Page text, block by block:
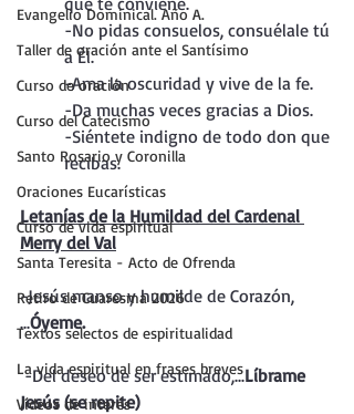
Evangelio Dominical. Año A.
Taller de oración ante el Santísimo
Curso de oración
Curso del Catecismo
Santo Rosario y Coronilla
Oraciones Eucarísticas
Curso de vida espiritual
Santa Teresita - Acto de Ofrenda
Retiro de Cuaresma 2026
Textos selectos de espiritualidad
La vida espiritual en frases breves
Vídeos de interés
-No pidas consuelos, consuélale tú
a Él.
-Ama la oscuridad y vive de la fe.
-Da muchas veces gracias a Dios.
-Siéntete indigno de todo don que
recibas.
Letanías de la Humildad del Cardenal
Merry del Val
-Jesús manso y humilde de Corazón,
...Óyeme.
-Del deseo de ser estimado,...Líbrame
Jesús (se repite)